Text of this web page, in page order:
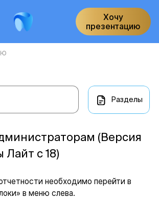
Хочу
презентацию
Разделы
(Версия
с 18)
необходимо перейти в
в меню слева.